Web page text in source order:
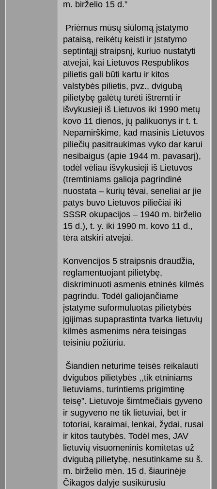
m. birželio 15 d.”
Priėmus mūsų siūlomą įstatymo
pataisą, reikėtų keisti ir Įstatymo
septintąjį straipsnį, kuriuo nustatyti
atvejai, kai Lietuvos Respublikos
pilietis gali būti kartu ir kitos
valstybės pilietis, pvz., dvigubą
pilietybę galėtų turėti ištremti ir
išvykusieji iš Lietuvos iki 1990 metų
kovo 11 dienos, jų palikuonys ir t. t.
Nepamirškime, kad masinis Lietuvos
piliečių pasitraukimas vyko dar karui
nesibaigus (apie 1944 m. pavasarį),
todėl vėliau išvykusieji iš Lietuvos
(tremtiniams galioja pagrindinė
nuostata – kurių tėvai, seneliai ar jie
patys buvo Lietuvos piliečiai iki
SSSR okupacijos – 1940 m. birželio
15 d.), t. y. iki 1990 m. kovo 11 d.,
tėra atskiri atvejai.
Konvencijos 5 straipsnis draudžia,
reglamentuojant pilietybę,
diskriminuoti asmenis etninės kilmės
pagrindu. Todėl galiojančiame
įstatyme suformuluotas pilietybės
įgijimas supaprastinta tvarka lietuvių
kilmės asmenims nėra teisingas
teisiniu požiūriu.
Šiandien neturime teisės reikalauti
dvigubos pilietybės ,,tik etniniams
lietuviams, turintiems prigimtinę
teisę”. Lietuvoje šimtmečiais gyveno
ir sugyveno ne tik lietuviai, bet ir
totoriai, karaimai, lenkai, žydai, rusai
ir kitos tautybės. Todėl mes, JAV
lietuvių visuomeninis komitetas už
dvigubą pilietybę, nesutinkame su š.
m. birželio mėn. 15 d. šiaurinėje
Čikagos dalyje susikūrusiu